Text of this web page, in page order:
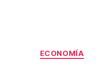
Categorías
ECONOMÍA